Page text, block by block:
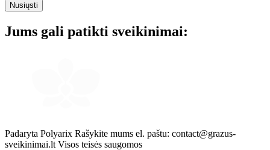
Nusiųsti
Jums gali patikti sveikinimai:
Padaryta Polyarix Rašykite mums el. paštu: contact@grazus-
sveikinimai.lt Visos teisės saugomos